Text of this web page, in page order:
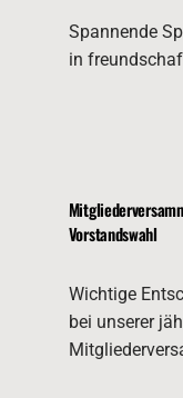
Spannende
in
Vorstandswahl
Wichtige
bei unserer